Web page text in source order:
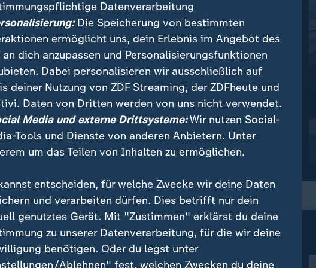
| heute 19:00 Uhr:
für
Terrorgruppe
Nachrichten | heute 19:00 Uhr
Russische Desinformation
vor Landtagswahlen
Datenverarbeitung
Die Speicherung von bestimmten
ermöglicht uns, dein Erlebnis im Angebot des
an dich anzupassen und Personalisierungsfunktionen
Dabei personalisieren wir ausschließlich auf
deiner Nutzung von ZDF Streaming, der ZDFheute und
Daten von Dritten werden von uns nicht verwendet.
Media und externe Drittsysteme:Wir nutzen Social-
Tools und Dienste von anderen Anbietern. Unter
um das Teilen von Inhalten zu ermöglichen.
entscheiden, für welche Zwecke wir deine Daten
und verarbeiten dürfen. Dies betrifft nur dein
genutztes Gerät. Mit "Zustimmen" erklärst du deine
zu unserer Datenverarbeitung, für die wir deine
benötigen. Oder du legst unter
Ablehnen" fest, welchen Zwecken du deine